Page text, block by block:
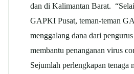
dan di Kalimantan Barat.
GAPKI Pusat, teman-teman
menggalang dana dari
membantu penanganan virus
Sejumlah perlengkapan tenaga